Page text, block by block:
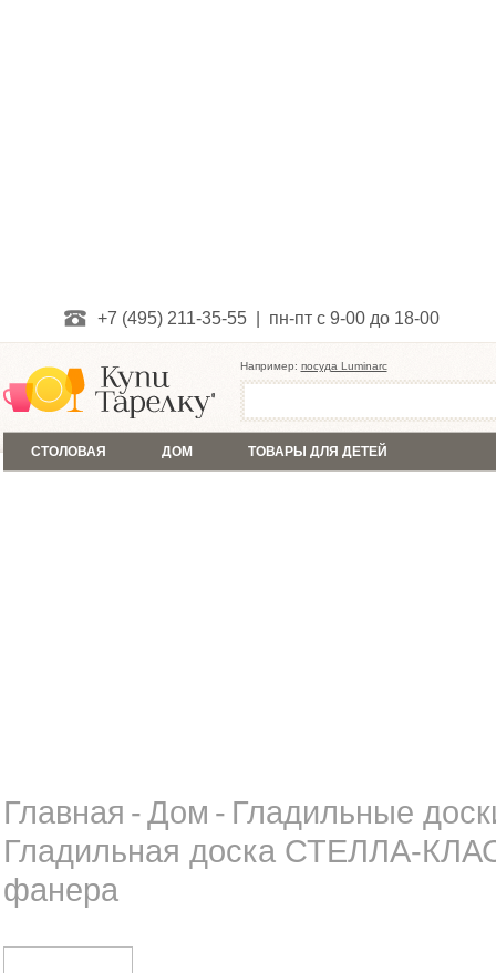
+7 (495) 211-35-55 | пн-пт с 9-00 до 18-00
Например: посуда Luminarc
СТОЛОВАЯ ДОМ ТОВАРЫ ДЛЯ ДЕТЕЙ
Главная -Дом - Гладильные
Гладильная доска СТЕЛЛА-
фанера